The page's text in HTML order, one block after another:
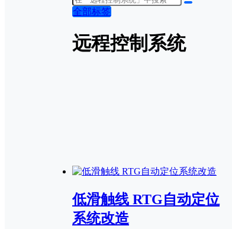
全部标签
远程控制系统
低滑触线 RTG自动定位
系统改造